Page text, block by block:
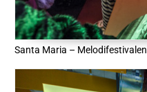
Santa Maria – Melodifestivalen